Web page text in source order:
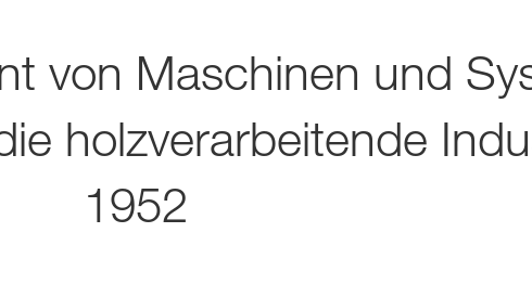
von Maschinen und
holzverarbeitende
1952